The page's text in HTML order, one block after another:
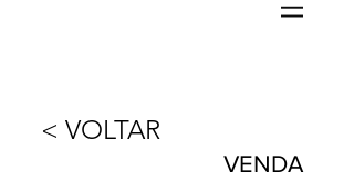
< VOLTAR
VENDA